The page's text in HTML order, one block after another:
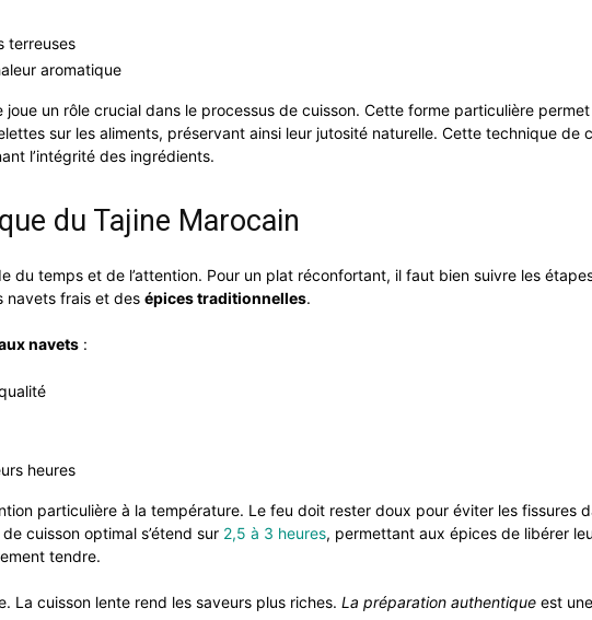
terreuses
aromatique
un rôle crucial dans le processus de cuisson. Cette forme particulière
sur les aliments, préservant ainsi leur jutosité naturelle. Cette technique de
l’intégrité des ingrédients.
du Tajine Marocain
du temps et de l’attention. Pour un plat réconfortant, il faut bien suivre les
navets frais et des épices traditionnelles.
navets :
heures
particulière à la température. Le feu doit rester doux pour éviter les fissures
cuisson optimal s’étend sur 2,5 à 3 heures, permettant aux épices de libérer
tendre.
La cuisson lente rend les saveurs plus riches. La préparation authentique est une